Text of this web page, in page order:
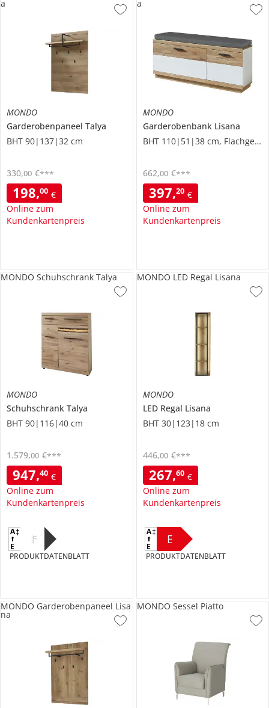
MONDO
Garderobenpaneel Talya
BHT 90|137|32 cm
198,00 €
Online zum
Kundenkartenpreis
330,00 €***
a
MONDO
Garderobenbank Lisana
BHT 110|51|38 cm, Flachgewebe
397,20 €
Online zum
Kundenkartenpreis
662,00 €***
a
MONDO
Schuhschrank Talya
BHT 90|116|40 cm
947,40 €
Online zum
Kundenkartenpreis
1.579,00 €***
MONDO Schuhschrank Talya
F
PRODUKTDATENBLATT
MONDO
LED Regal Lisana
BHT 30|123|18 cm
267,60 €
Online zum
Kundenkartenpreis
446,00 €***
MONDO LED Regal Lisana
E
PRODUKTDATENBLATT
MONDO Garderobenpaneel Lisa
na
MONDO Sessel Piatto